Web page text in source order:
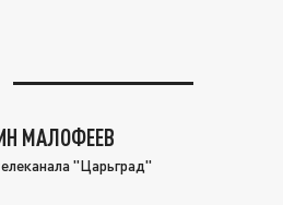
МАЛОФЕЕВ
"Царьград"